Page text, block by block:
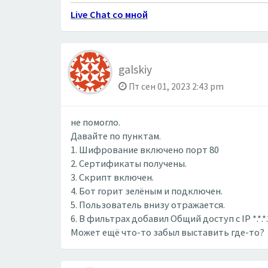
Live Chat со мной
galskiy
Пт сен 01, 2023 2:43 pm
не помогло.
Давайте по пунктам.
1. Шифрование включено порт 80
2. Сертификаты получены.
3. Скрипт включен.
4. Бот горит зелёным и подключен.
5. Пользователь внизу отражается.
6. В фильтрах добавил Общий доступ с IP
Может ещё что-то забыл выставить где-то?